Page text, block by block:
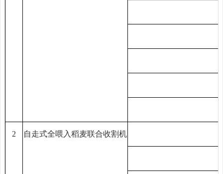
2 自走式全喂入稻麦联合收割机